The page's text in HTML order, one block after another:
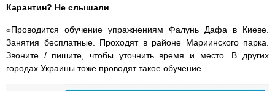
Карантин? Не слышали
«Проводится обучение упражнениям Фалунь Дафа в Киеве.
Занятия бесплатные. Проходят в районе Мариинского парка.
Звоните / пишите, чтобы уточнить время и место. В других
городах Украины тоже проводят такое обучение.